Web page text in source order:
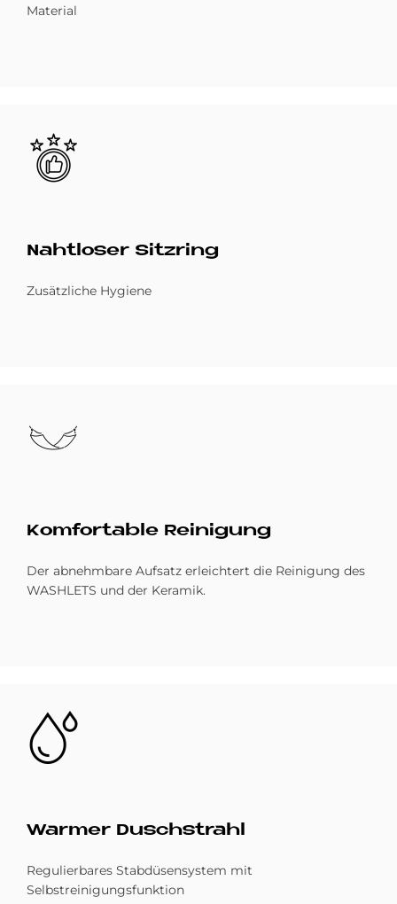
Material
Bild
Naht­lo­ser Sitz­ring
Zusätzliche Hygiene
Kom­for­ta­b­le Rei­ni­gung
Der abnehmbare Aufsatz erleichtert die Reinigung des
WASHLETS und der Keramik.
Bild
War­mer Dusch­strahl
Regulierbares Stabdüsensystem mit
Selbstreinigungsfunktion